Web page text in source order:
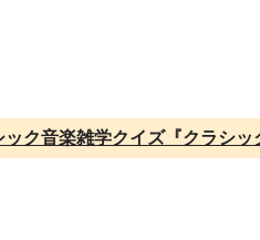
ック音楽雑学クイズ『クラシ